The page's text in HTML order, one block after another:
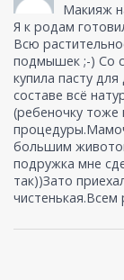
Макияж
Я к родам
Всю
подмышек ;-) Со
купила пасту
составе всё
(ребеночку тоже
большим
подружка мне
так))Зато